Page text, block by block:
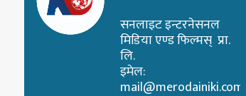
सनलाइट इन्टरनेसनल
मिडिया एण्ड फिल्मस् प्रा.
लि.
इमेल:
mail@merodainiki.com